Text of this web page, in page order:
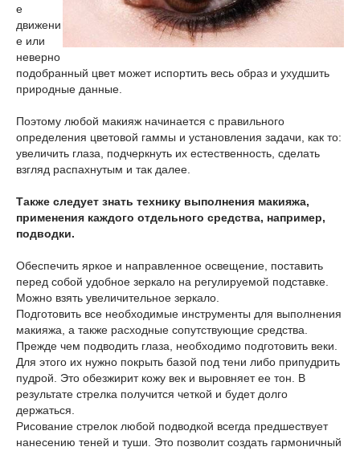
е
движени
е или
неверно
подобранный цвет может испортить весь образ и ухудшить
природные данные.
Поэтому любой макияж начинается с правильного
определения цветовой гаммы и установления задачи, как то:
увеличить глаза, подчеркнуть их естественность, сделать
взгляд распахнутым и так далее.
Также следует знать технику выполнения макияжа,
применения каждого отдельного средства, например,
подводки.
Обеспечить яркое и направленное освещение, поставить
перед собой удобное зеркало на регулируемой подставке.
Можно взять увеличительное зеркало.
Подготовить все необходимые инструменты для выполнения
макияжа, а также расходные сопутствующие средства.
Прежде чем подводить глаза, необходимо подготовить веки.
Для этого их нужно покрыть базой под тени либо припудрить
пудрой. Это обезжирит кожу век и выровняет ее тон. В
результате стрелка получится четкой и будет долго
держаться.
Рисование стрелок любой подводкой всегда предшествует
нанесению теней и туши. Это позволит создать гармоничный